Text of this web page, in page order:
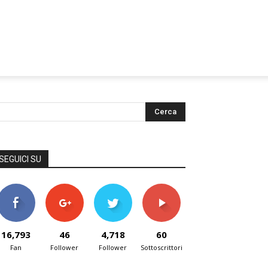
SU
16,793
Fan
46
Follower
4,718
Follower
60
Sottoscrittori